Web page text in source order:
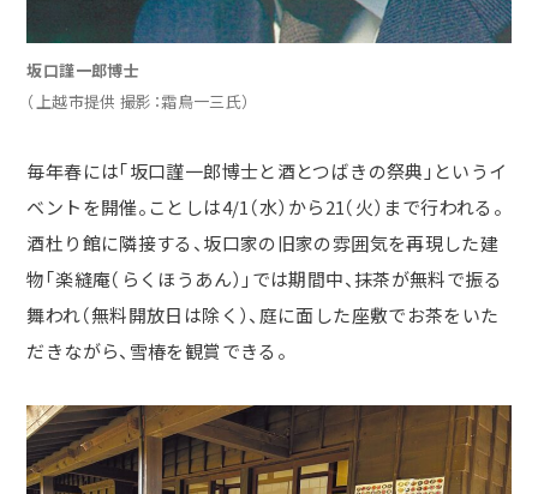
坂口謹一郎博士
（上越市提供 撮影：霜鳥一三氏）
毎年春には「坂口謹一郎博士と酒とつばきの祭典」というイ
ベントを開催。ことしは4/1（水）から21（火）まで行われる。
酒杜り館に隣接する、坂口家の旧家の雰囲気を再現した建
物「楽縫庵（らくほうあん）」では期間中、抹茶が無料で振る
舞われ（無料開放日は除く）、庭に面した座敷でお茶をいた
だきながら、雪椿を観賞できる。